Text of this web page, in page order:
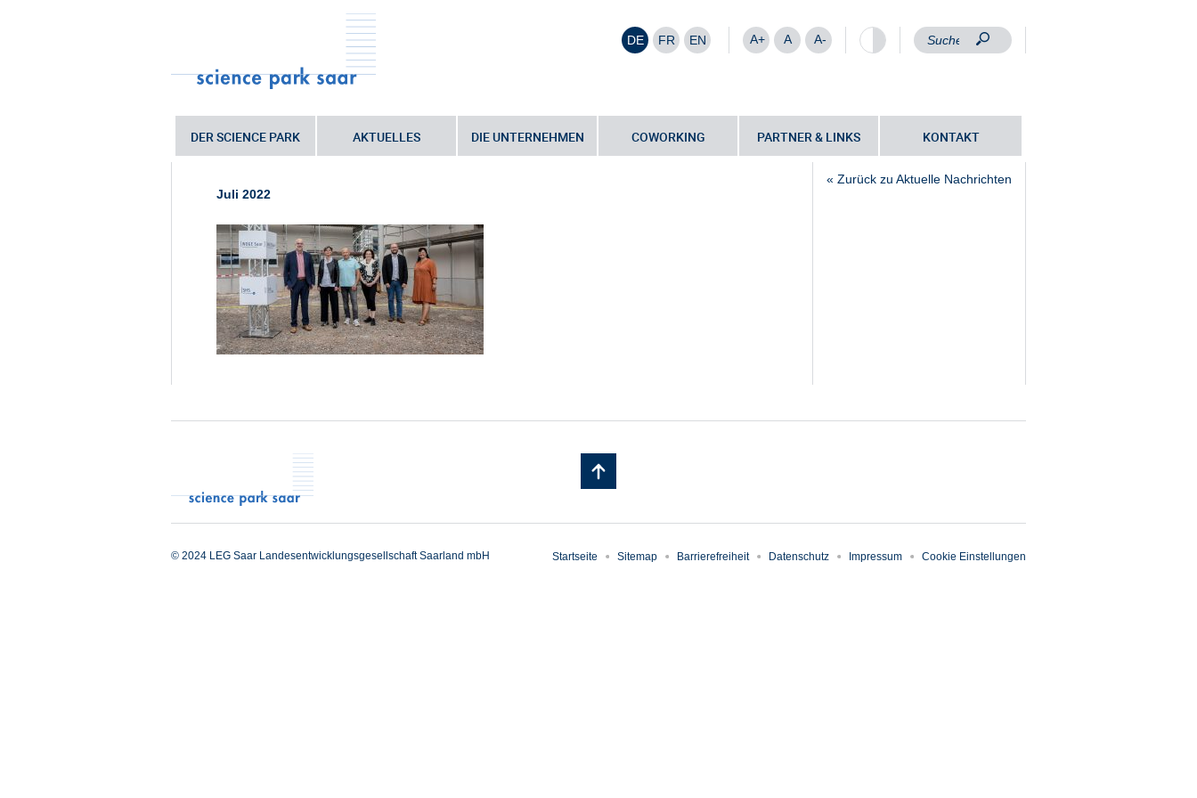
DE FR EN A+ A A-
DER SCIENCE PARK AKTUELLES DIE UNTERNEHMEN COWORKING PARTNER & LINKS KONTAKT
Sie sind hier: Startseite Am Warburgring in Homburg entsteht ein Wohnquartier
220707_WOGE_Baustellentreff Warburgring_Gruppe
Juli 2022
« Zurück zu Aktuelle Nachrichten
© 2024 LEG Saar Landesentwicklungsgesellschaft Saarland mbH Startseite Sitemap Barrierefreiheit Datenschutz Impressum Cookie Einstellungen